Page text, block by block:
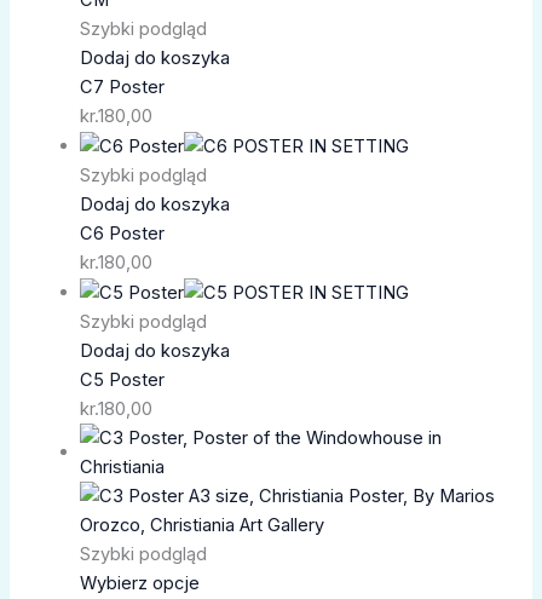
Szybki podgląd
Dodaj do koszyka
C7 Poster
kr.180,00
Szybki podgląd
Dodaj do koszyka
C6 Poster
kr.180,00
Szybki podgląd
Dodaj do koszyka
C5 Poster
kr.180,00
Szybki podgląd
Wybierz opcje
Zakres
od
kr.140,00